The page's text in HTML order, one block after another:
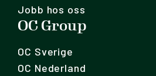
Jobb hos oss
OC Group
OC Sverige
OC Nederland